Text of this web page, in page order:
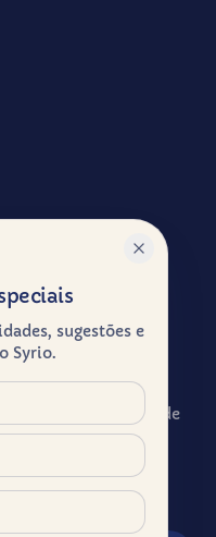
- Centro Histórico de
050
sugestões e
Syrio.